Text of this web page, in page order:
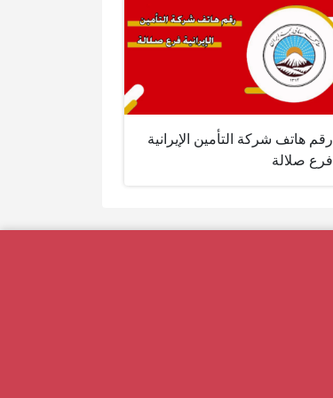
رقم هاتف شركة التأمين الإيرانية
فرع صلالة